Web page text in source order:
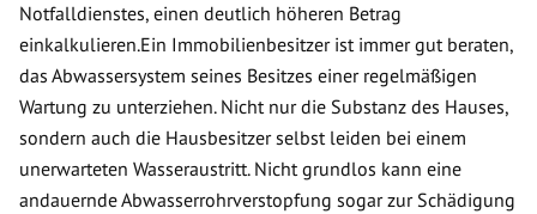
Notfalldienstes, einen deutlich höheren Betrag
einkalkulieren.Ein Immobilienbesitzer ist immer gut beraten,
das Abwassersystem seines Besitzes einer regelmäßigen
Wartung zu unterziehen. Nicht nur die Substanz des Hauses,
sondern auch die Hausbesitzer selbst leiden bei einem
unerwarteten Wasseraustritt. Nicht grundlos kann eine
andauernde Abwasserrohrverstopfung sogar zur Schädigung